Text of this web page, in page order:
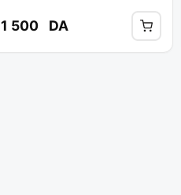
1 500 DA